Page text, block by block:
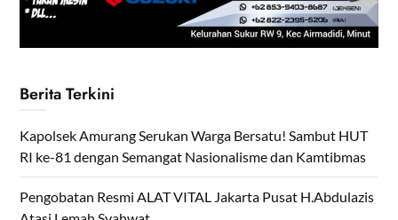
Berita Terkini
Kapolsek Amurang Serukan Warga Bersatu! Sambut HUT
RI ke-81 dengan Semangat Nasionalisme dan Kamtibmas
Pengobatan Resmi ALAT VITAL Jakarta Pusat H.Abdulazis